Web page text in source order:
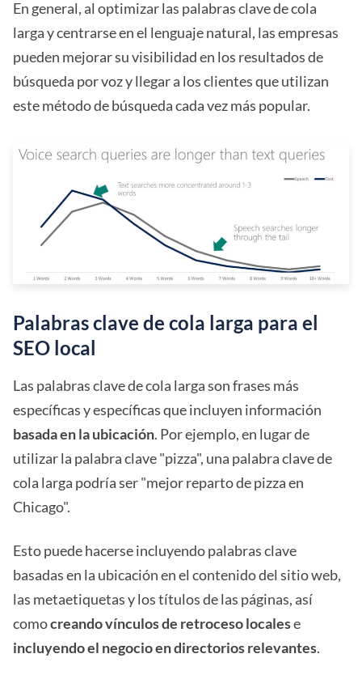
En general, al optimizar las palabras clave de cola
larga y centrarse en el lenguaje natural, las empresas
pueden mejorar su visibilidad en los resultados de
búsqueda por voz y llegar a los clientes que utilizan
este método de búsqueda cada vez más popular.
Palabras clave de cola larga para el
SEO local
Las palabras clave de cola larga son frases más
específicas y específicas que incluyen información
basada en la ubicación. Por ejemplo, en lugar de
utilizar la palabra clave "pizza", una palabra clave de
cola larga podría ser "mejor reparto de pizza en
Chicago".
Esto puede hacerse incluyendo palabras clave
basadas en la ubicación en el contenido del sitio web,
las metaetiquetas y los títulos de las páginas, así
comocreando vínculos de retroceso localese
incluyendo el negocio en directorios relevantes.